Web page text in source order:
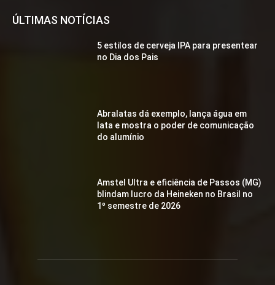
ÚLTIMAS NOTÍCIAS
5 estilos de cerveja IPA para presentear
no Dia dos Pais
Abralatas dá exemplo, lança água em
lata e mostra o poder de comunicação
do alumínio
Amstel Ultra e eficiência de Passos (MG)
blindam lucro da Heineken no Brasil no
1º semestre de 2026